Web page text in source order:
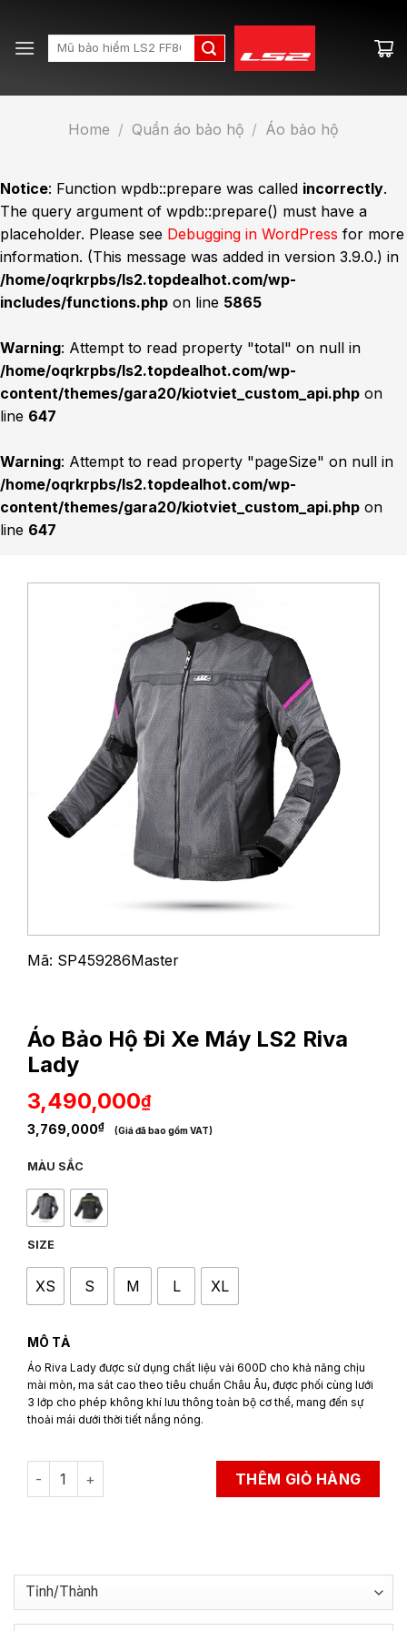
content
Search
for:
Home / Quần áo bảo hộ / Áo bảo hộ
Notice: Function wpdb::prepare was called incorrectly.
The query argument of wpdb::prepare() must have a
placeholder. Please see Debugging in WordPress for more
information. (This message was added in version 3.9.0.) in
/home/oqrkrpbs/ls2.topdealhot.com/wp-
includes/functions.php on line 5865
Warning: Attempt to read property "total" on null in
/home/oqrkrpbs/ls2.topdealhot.com/wp-
content/themes/gara20/kiotviet_custom_api.php on
line 647
Warning: Attempt to read property "pageSize" on null in
/home/oqrkrpbs/ls2.topdealhot.com/wp-
content/themes/gara20/kiotviet_custom_api.php on
line 647
Mã: SP459286Master
Áo Bảo Hộ Đi Xe Máy LS2 Riva
Lady
3,490,000₫
3,769,000₫ (Giá đã bao gồm VAT)
MÀU SẮC
SIZE
XS S M L XL
MÔ TẢ
Áo Riva Lady được sử dụng chất liệu vải 600D cho khả năng chịu
mài mòn, ma sát cao theo tiêu chuẩn Châu Âu, được phối cùng lưới
3 lớp cho phép không khí lưu thông toàn bộ cơ thể, mang đến sự
thoải mái dưới thời tiết nắng nóng.
Áo Bảo Hộ Đi Xe Máy LS2 Riva Lady quantity
THÊM GIỎ HÀNG